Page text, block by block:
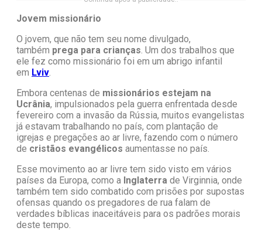
Jovem missionário
O jovem, que não tem seu nome divulgado,
também prega para crianças. Um dos trabalhos que
ele fez como missionário foi em um abrigo infantil
em Lviv.
Embora centenas de missionários estejam na
Ucrânia, impulsionados pela guerra enfrentada desde
fevereiro com a invasão da Rússia, muitos evangelistas
já estavam trabalhando no país, com plantação de
igrejas e pregações ao ar livre, fazendo com o número
de cristãos evangélicos aumentasse no país.
Esse movimento ao ar livre tem sido visto em vários
países da Europa, como a Inglaterra de Virginnia, onde
também tem sido combatido com prisões por supostas
ofensas quando os pregadores de rua falam de
verdades bíblicas inaceitáveis para os padrões morais
deste tempo.